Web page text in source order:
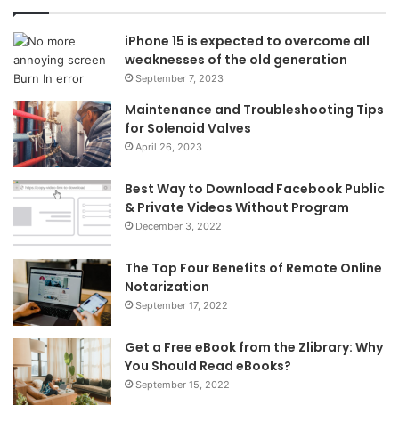
iPhone 15 is expected to overcome all
weaknesses of the old generation
September 7, 2023
Maintenance and Troubleshooting Tips
for Solenoid Valves
April 26, 2023
Best Way to Download Facebook Public
& Private Videos Without Program
December 3, 2022
The Top Four Benefits of Remote Online
Notarization
September 17, 2022
Get a Free eBook from the Zlibrary: Why
You Should Read eBooks?
September 15, 2022